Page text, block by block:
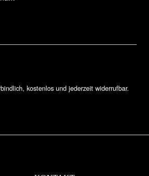
kostenlos und jederzeit widerrufbar.